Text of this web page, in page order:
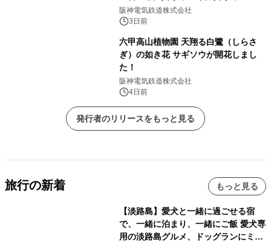
5日（木）、12日（木）に開催！
阪神電気鉄道株式会社
3日前
六甲高山植物園 天翔る白鷺（しらさ
ぎ）の如き花 サギソウが開花しまし
た！
阪神電気鉄道株式会社
4日前
発行者のリリースをもっと見る
旅行の新着 もっと見る
【淡路島】愛犬と一緒に過ごせる宿
で、一緒に泊まり、一緒にご飯 愛犬専
用の淡路島グルメ、ドッグランにミニ